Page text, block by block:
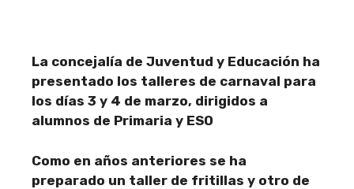
La concejalía de Juventud y Educación ha
presentado los talleres de carnaval para
los días 3 y 4 de marzo, dirigidos a
alumnos de Primaria y ESO
Como en años anteriores se ha
preparado un taller de fritillas y otro de